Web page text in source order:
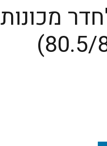
מכונות